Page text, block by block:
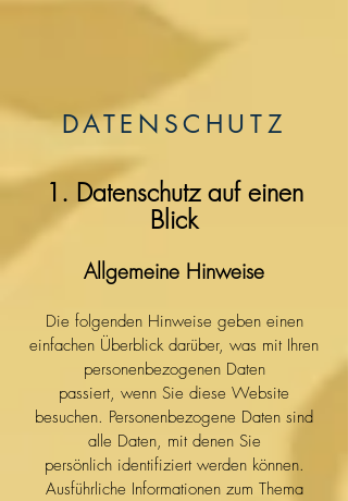
DATENSCHUTZ
1. Datenschutz auf einen
Blick
Allgemeine Hinweise
Die folgenden Hinweise geben einen
einfachen Überblick darüber, was mit Ihren
personenbezogenen Daten
passiert, wenn Sie diese Website
besuchen. Personenbezogene Daten sind
alle Daten, mit denen Sie
persönlich identifiziert werden können.
Ausführliche Informationen zum Thema